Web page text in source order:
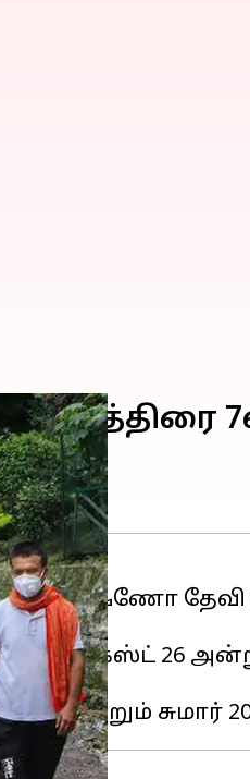
வைஷ்ணோ தேவி
ஆகஸ்ட் 26